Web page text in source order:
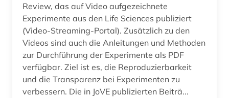
altenheim (1)
altenmedizin (1)
altenpflege (1)
alternativbewegung (2)
alternativmedizin (1)
Gibraltar (1)
Griechenland (3)
Griechenland (Altertum) (1)
Großbritannien (17)
Hamburg (9)
Review, das auf Video aufgezeichnete
Experimente aus den Life Sciences publiziert
(Video-Streaming-Portal). Zusätzlich zu den
Videos sind auch die Anleitungen und Methoden
zur Durchführung der Experimente als PDF
verfügbar. Ziel ist es, die Reproduzierbarkeit
und die Transparenz bei Experimenten zu
verbessern. Die in JoVE publizierten Beiträ...